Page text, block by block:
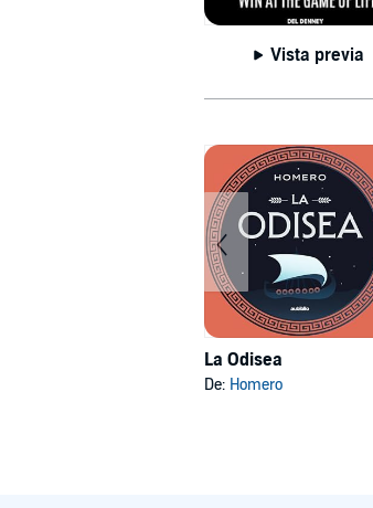
Vista previa
La Odisea
De: Homero